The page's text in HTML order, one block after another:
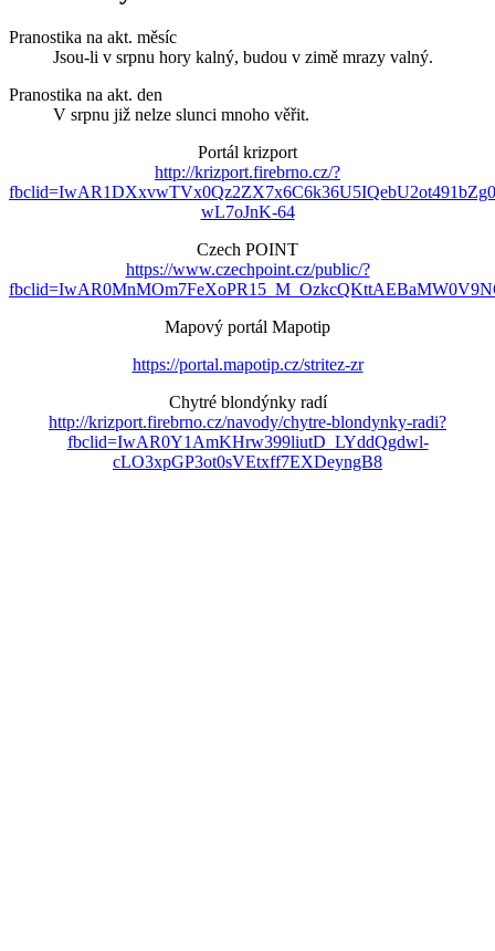
Pranostika na akt. měsíc
Jsou-li v srpnu hory kalný, budou v zimě mrazy valný.
Pranostika na akt. den
V srpnu již nelze slunci mnoho věřit.
Portál krizport
http://krizport.firebrno.cz/?
wL7oJnK-64
Czech POINT
https://www.czechpoint.cz/public/?
Mapový portál Mapotip
https://portal.mapotip.cz/stritez-zr
Chytré blondýnky radí
http://krizport.firebrno.cz/navody/chytre-blondynky-radi?
fbclid=IwAR0Y1AmKHrw399liutD_LYddQgdwl-
cLO3xpGP3ot0sVEtxff7EXDeyngB8